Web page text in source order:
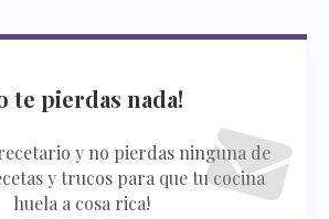
te pierdas nada!
y no pierdas ninguna de
y trucos para que tu cocina
huela a cosa rica!